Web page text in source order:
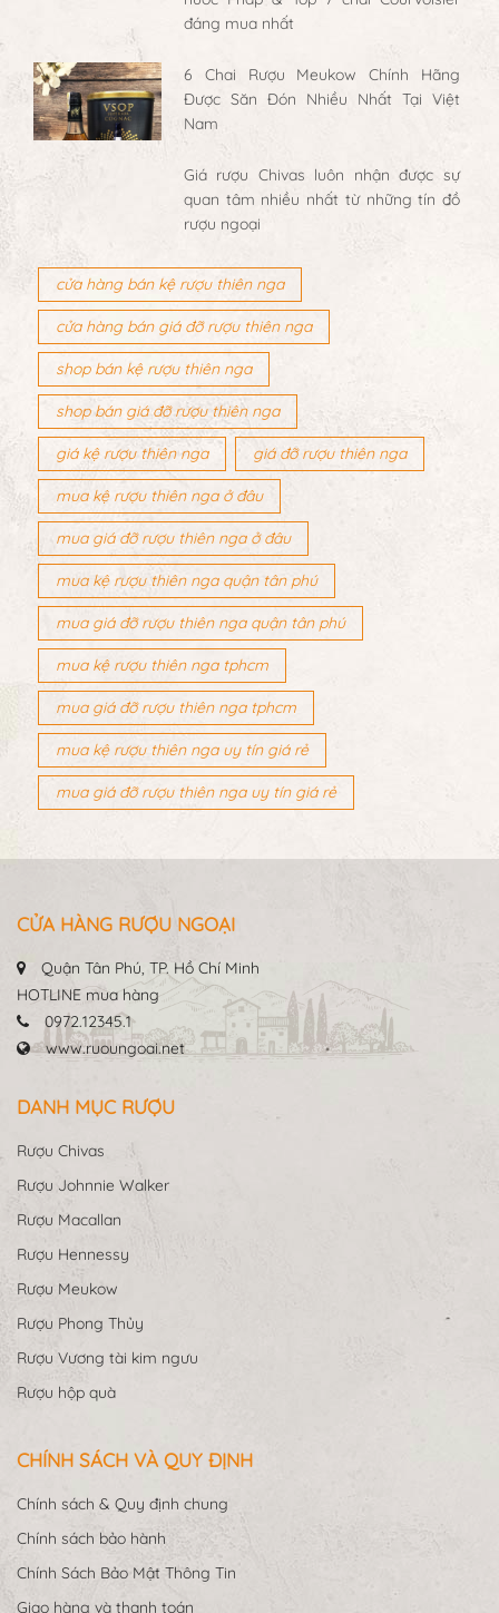
đáng mua nhất
6 Chai Rượu Meukow Chính Hãng
Được Săn Đón Nhiều Nhất Tại Việt
Nam
Giá rượu Chivas luôn nhận được sự
quan tâm nhiều nhất từ những tín đồ
rượu ngoại
cửa hàng bán kệ rượu thiên nga
cửa hàng bán giá đỡ rượu thiên nga
shop bán kệ rượu thiên nga
shop bán giá đỡ rượu thiên nga
giá kệ rượu thiên nga giá đỡ rượu thiên nga
mua kệ rượu thiên nga ở đâu
mua giá đỡ rượu thiên nga ở đâu
mua kệ rượu thiên nga quận tân phú
mua giá đỡ rượu thiên nga quận tân phú
mua kệ rượu thiên nga tphcm
mua giá đỡ rượu thiên nga tphcm
mua kệ rượu thiên nga uy tín giá rẻ
mua giá đỡ rượu thiên nga uy tín giá rẻ
CỬA HÀNG RƯỢU NGOẠI
Quận Tân Phú, TP. Hồ Chí Minh
HOTLINE mua hàng
0972.12345.1
www.ruoungoai.net
DANH MỤC RƯỢU
Rượu Chivas
Rượu Johnnie Walker
Rượu Macallan
Rượu Hennessy
Rượu Meukow
Rượu Phong Thủy
Rượu Vương tài kim ngưu
Rượu hộp quà
CHÍNH SÁCH VÀ QUY ĐỊNH
Chính sách & Quy định chung
Chính sách bảo hành
Chính Sách Bảo Mật Thông Tin
Giao hàng và thanh toán